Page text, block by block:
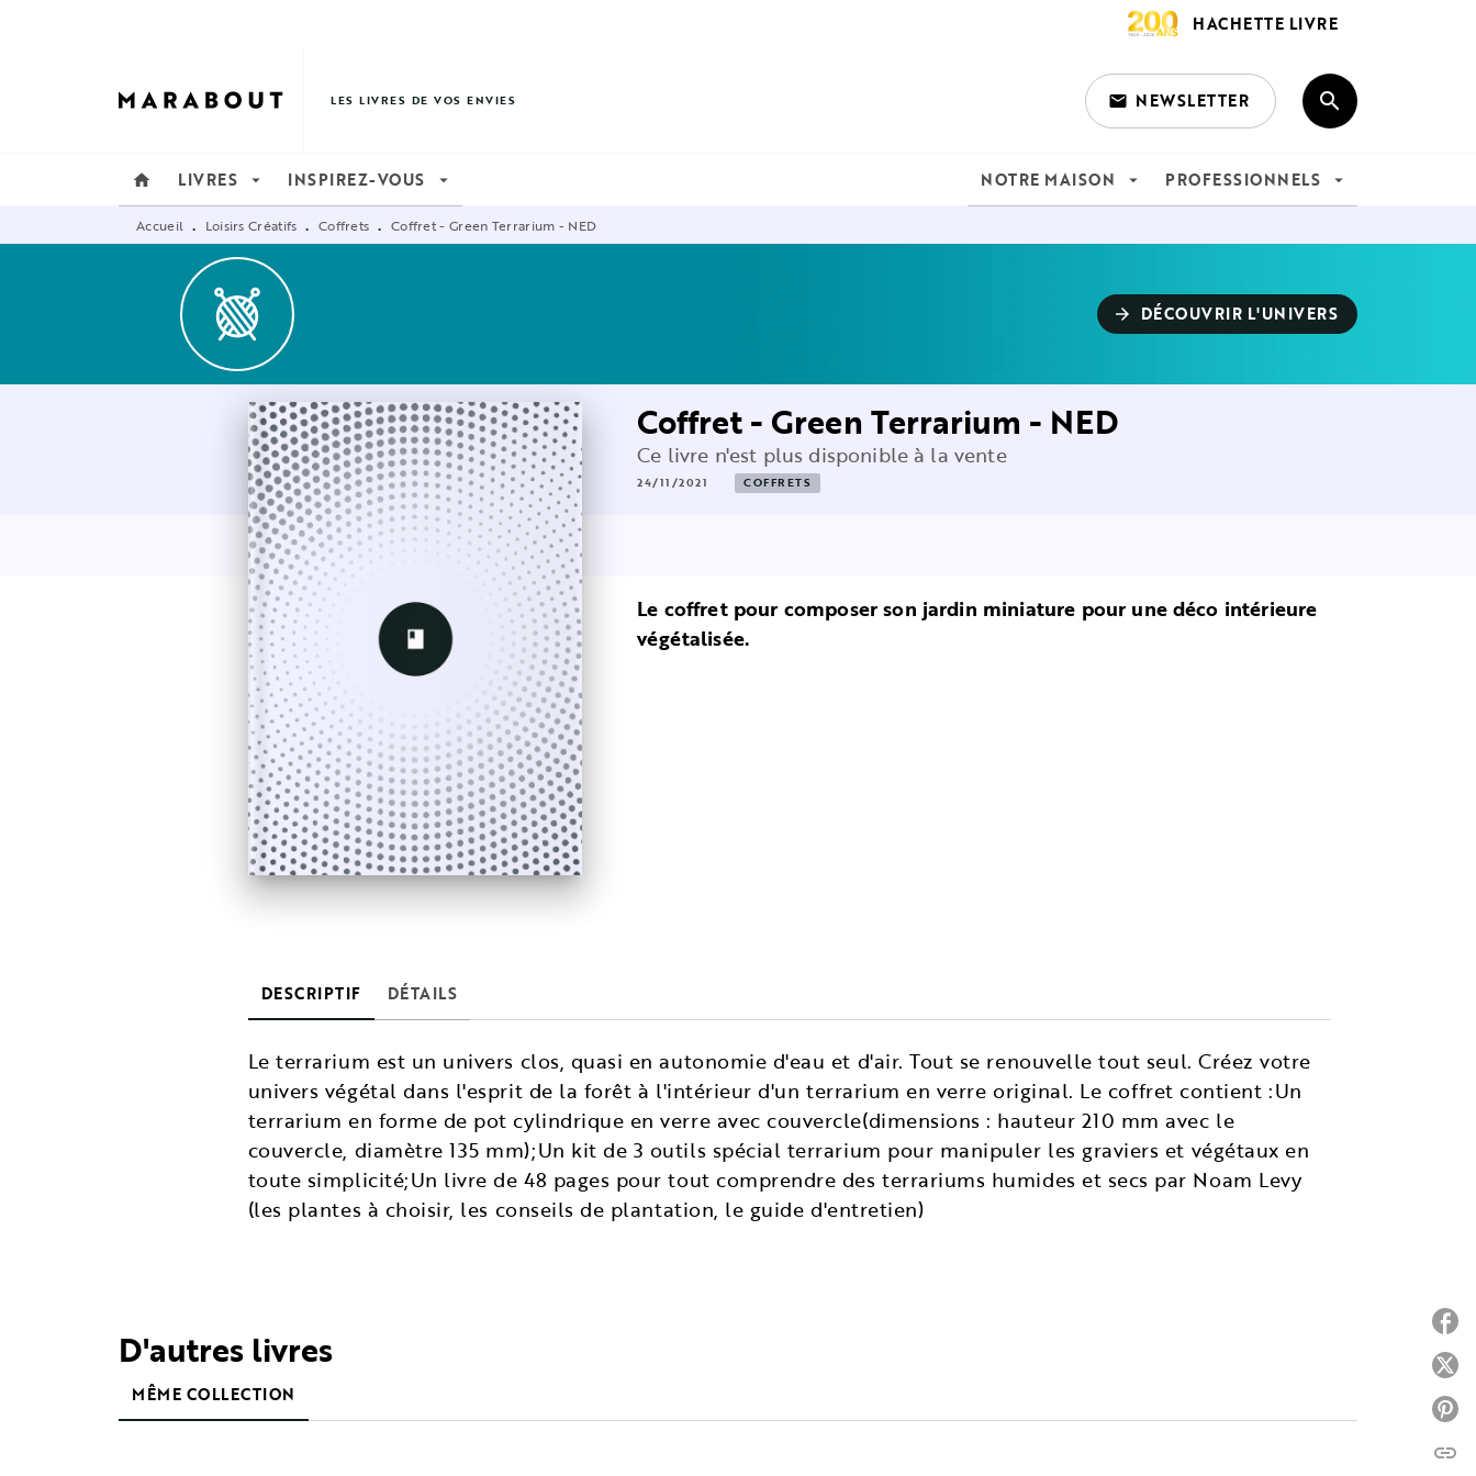
HACHETTE LIVRE
LES LIVRES DE VOS ENVIES email NEWSLETTER search
home LIVRES arrow_drop_down INSPIREZ-VOUS arrow_drop_down NOTRE MAISON arrow_drop_down PROFESSIONNELS arrow_drop_down
Accueil • Loisirs Créatifs • Coffrets • Coffret - Green Terrarium - NED
arrow_forward DÉCOUVRIR L'UNIVERS
Coffret - Green Terrarium - NED
Ce livre n'est plus disponible à la vente
24/11/2021 COFFRETS
Le coffret pour composer son jardin miniature pour une déco intérieure
végétalisée.
DESCRIPTIF DÉTAILS
Le terrarium est un univers clos, quasi en autonomie d'eau et d'air. Tout se renouvelle tout seul. Créez votre
univers végétal dans l'esprit de la forêt à l'intérieur d'un terrarium en verre original. Le coffret contient :Un
terrarium en forme de pot cylindrique en verre avec couvercle(dimensions : hauteur 210 mm avec le
couvercle, diamètre 135 mm);Un kit de 3 outils spécial terrarium pour manipuler les graviers et végétaux en
toute simplicité;Un livre de 48 pages pour tout comprendre des terrariums humides et secs par Noam Levy
(les plantes à choisir, les conseils de plantation, le guide d'entretien)
D'autres livres
MÊME COLLECTION
link